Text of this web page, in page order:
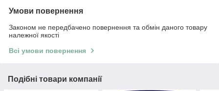
Умови повернення
Законом не передбачено повернення та обмін даного товару
належної якості
Всі умови повернення
Подібні товари компанії